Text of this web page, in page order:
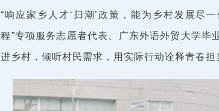
“响应家乡人才‘归潮’政策，能为乡村发展尽
程”专项服务志愿者代表、广东外语外贸大学毕
进乡村，倾听村民需求，用实际行动诠释青春担